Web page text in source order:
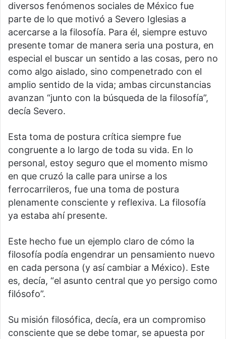
diversos fenómenos sociales de México fue
parte de lo que motivó a Severo Iglesias a
acercarse a la filosofía. Para él, siempre estuvo
presente tomar de manera seria una postura, en
especial el buscar un sentido a las cosas, pero no
como algo aislado, sino compenetrado con el
amplio sentido de la vida; ambas circunstancias
avanzan “junto con la búsqueda de la filosofía”,
decía Severo.
Esta toma de postura crítica siempre fue
congruente a lo largo de toda su vida. En lo
personal, estoy seguro que el momento mismo
en que cruzó la calle para unirse a los
ferrocarrileros, fue una toma de postura
plenamente consciente y reflexiva. La filosofía
ya estaba ahí presente.
Este hecho fue un ejemplo claro de cómo la
filosofía podía engendrar un pensamiento nuevo
en cada persona (y así cambiar a México). Este
es, decía, “el asunto central que yo persigo como
filósofo”.
Su misión filosófica, decía, era un compromiso
consciente que se debe tomar, se apuesta por